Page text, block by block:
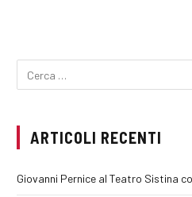
ARTICOLI RECENTI
Giovanni Pernice al Teatro Sistina